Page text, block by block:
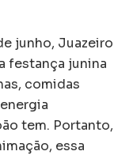
junho, Juazeiro
festança junina
comidas
tem. Portanto,
essa